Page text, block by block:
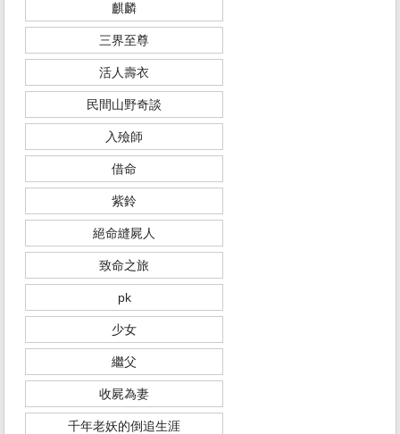
麒麟
三界至尊
活人壽衣
民間山野奇談
入殮師
借命
紫鈴
絕命縫屍人
致命之旅
pk
少女
繼父
收屍為妻
千年老妖的倒追生涯